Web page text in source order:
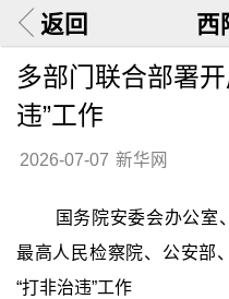
返回 西
多部门联合部署
违”工作
2026-07-07 新华网
国务院安委会办公室
最高人民检察院、公安部
“打非治违”工作